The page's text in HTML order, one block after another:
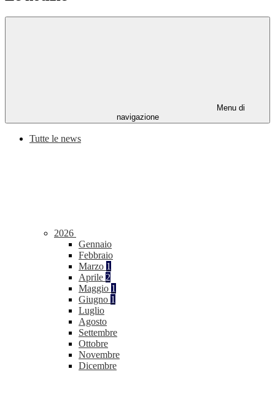
Menu di
navigazione
Tutte le news
2026
Gennaio
Febbraio
Marzo 1
Aprile 2
Maggio 1
Giugno 1
Luglio
Agosto
Settembre
Ottobre
Novembre
Dicembre